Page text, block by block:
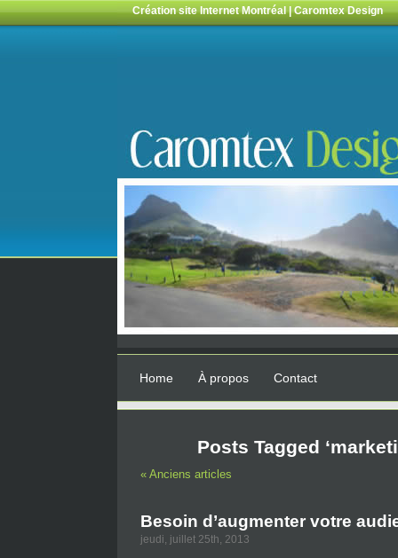
Création site Internet Montréal | Caromtex Design
Home À propos Contact
Posts Tagged
« Anciens articles
Besoin d’augmenter votre
jeudi, juillet 25th, 2013